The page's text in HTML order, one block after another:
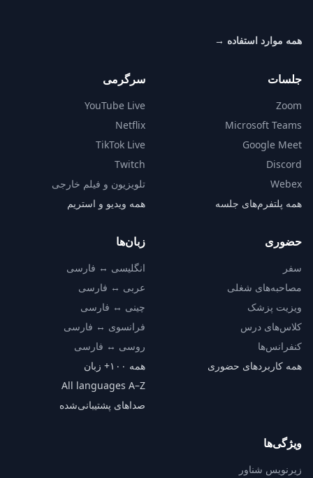
همه موارد استفاده →
جلسات
Zoom
Microsoft Teams
Google Meet
Discord
Webex
همه پلتفرم‌های جلسه
سرگرمی
YouTube Live
Netflix
TikTok Live
Twitch
تلویزیون و فیلم خارجی
همه ویدیو و استریم
حضوری
سفر
مصاحبه‌های شغلی
ویزیت پزشک
کلاس‌های درس
کنفرانس‌ها
همه کاربردهای حضوری
زبان‌ها
انگلیسی ↔ فارسی
عربی ↔ فارسی
چینی ↔ فارسی
فرانسوی ↔ فارسی
روسی ↔ فارسی
همه ۱۰۰+ زبان
All languages A–Z
صداهای پشتیبانی‌شده
ویژگی‌ها
زیرنویس شناور